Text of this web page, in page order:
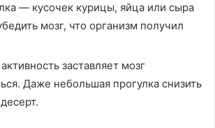
— кусочек курицы, яйца или сыра
мозг, что организм получил
заставляет мозг
Даже небольшая прогулка снизить